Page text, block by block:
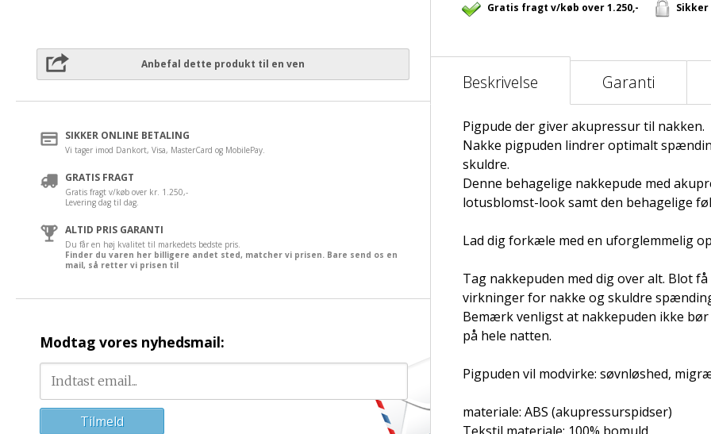
Gratis fragt v/køb over 1.250,-
Beskrivelse Garanti
Pigpude der giver akupressur til nakken.
Nakke pigpuden lindrer optimalt
skuldre.
Denne behagelige nakkepude med
lotusblomst-look samt den behagelige
Lad dig forkæle med en uforglemmelig
Tag nakkepuden med dig over alt. Blot
virkninger for nakke og skuldre
Bemærk venligst at nakkepuden ikke
på hele natten.
Pigpuden vil modvirke: søvnløshed,
materiale: ABS (akupressurspidser)
Anbefal dette produkt til en ven
SIKKER ONLINE BETALING
Vi tager imod Dankort, Visa, MasterCard og MobilePay.
GRATIS FRAGT
Gratis fragt v/køb over kr. 1.250,-
Levering dag til dag.
ALTID PRIS GARANTI
Du får en høj kvalitet til markedets bedste pris.
Finder du varen her billigere andet sted, matcher vi prisen. Bare send os en
mail, så retter vi prisen til
Modtag vores nyhedsmail: